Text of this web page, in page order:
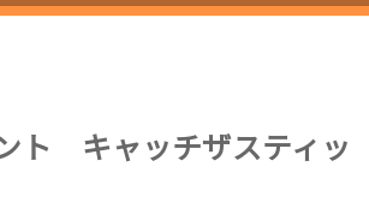
ト キャッチザスティッ